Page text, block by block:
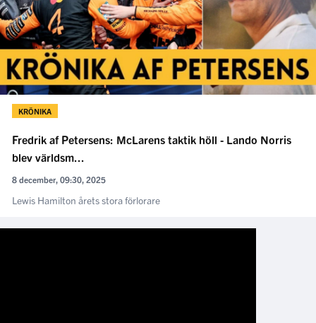
KRÖNIKA
Fredrik af Petersens: McLarens taktik höll - Lando Norris
blev världsm...
8 december, 09:30, 2025
Lewis Hamilton årets stora förlorare